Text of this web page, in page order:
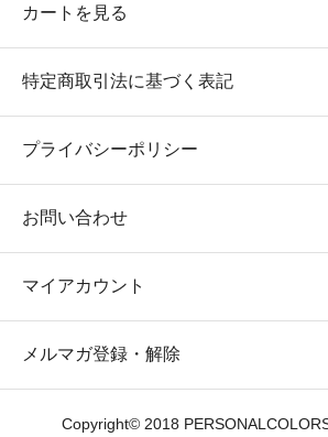
カートを見る
特定商取引法に基づく表記
プライバシーポリシー
お問い合わせ
マイアカウント
メルマガ登録・解除
Copyright© 2018